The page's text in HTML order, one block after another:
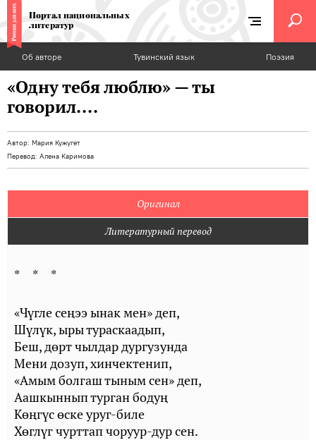
Портал национальных
литератур
Об авторе Тувинский язык Поэзия
«Одну тебя люблю» — ты
говорил....
Автор: Мария Кужугет
Перевод: Алена Каримова
Оригинал
Литературный перевод
* * *
«Чүгле сеңээ ынак мен» деп,
Шүлүк, ыры тураскаадып,
Беш, дөрт чылдар дургузунда
Мени дозуп, хинчектенип,
«Амым болгаш тыным сен» деп,
Аашкыннып турган бодуң
Көңгүс өске уруг-биле
Хөглүг чурттап чоруур-дур сен.